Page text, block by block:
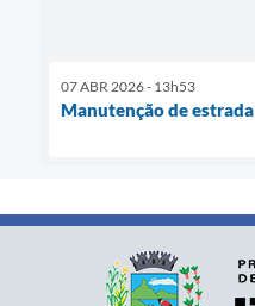
07 ABR 2026 - 13h53
Manutenção de estrada